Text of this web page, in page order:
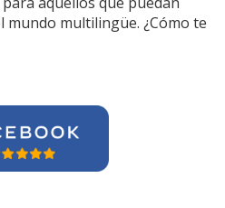
multilingüe. ¿Cómo te